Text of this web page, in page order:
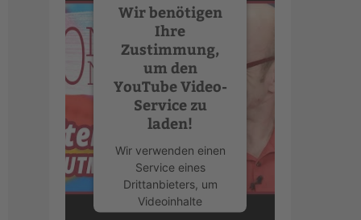
Wir benötigen
Ihre
Zustimmung,
um den
YouTube Video-
Service zu
laden!
Wir verwenden einen
Service eines
Drittanbieters, um
Videoinhalte